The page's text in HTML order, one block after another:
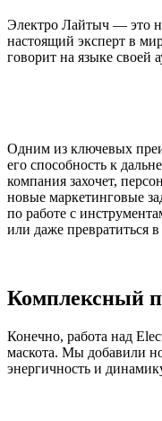
Электро Лайтыч — это
настоящий эксперт в
говорит на языке своей
Одним из ключевых
его способность к
компания захочет,
новые маркетинговые
по работе с
или даже превратиться
Комплексный
Конечно, работа над
маскота. Мы добавили
энергичность и